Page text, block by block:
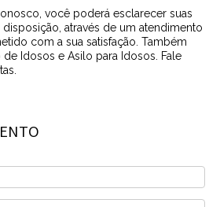
você poderá esclarecer suas
disposição, através de um atendimento
com a sua satisfação. Também
Idosos e Asilo para Idosos. Fale